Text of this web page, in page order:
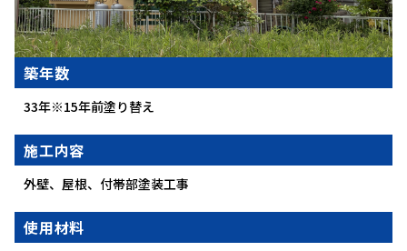
築年数
33年※15年前塗り替え
施工内容
外壁、屋根、付帯部塗装工事
使用材料